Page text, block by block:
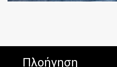
Πλοήγηση